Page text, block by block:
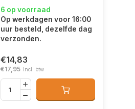
6 op voorraad
Op werkdagen voor 16:00
uur besteld, dezelfde dag
verzonden.
€14,83
€17,95 Incl. btw